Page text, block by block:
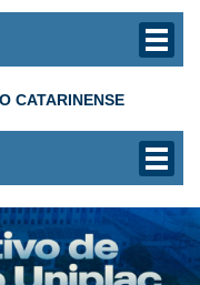
CATARINENSE